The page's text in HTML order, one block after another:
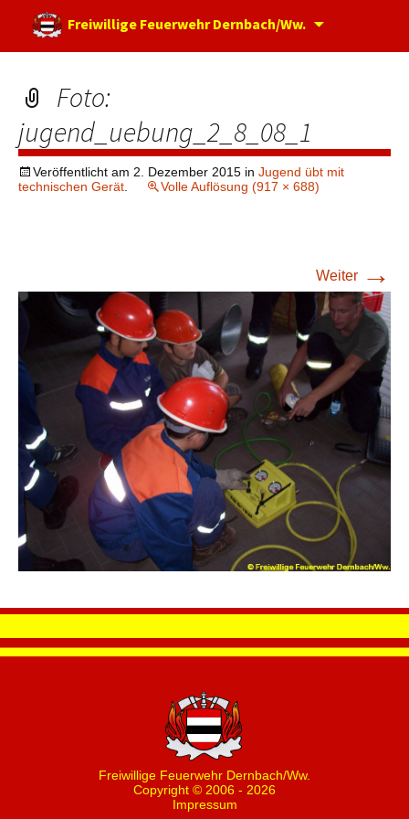
Freiwillige Feuerwehr Dernbach/Ww.
Foto:
jugend_uebung_2_8_08_1
Veröffentlicht am 2. Dezember 2015 in Jugend übt mit
technischen Gerät
Volle Auflösung (917 × 688)
Weiter →
Freiwillige Feuerwehr Dernbach/Ww.
Copyright © 2006 - 2026
Impressum